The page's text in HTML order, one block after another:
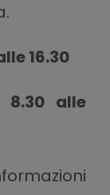
16.30
8.30 alle